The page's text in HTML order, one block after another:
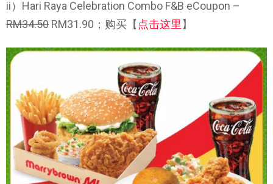
ii）Hari Raya Celebration Combo F&B eCoupon –
RM34.50 RM31.90；购买【 点击这里 】